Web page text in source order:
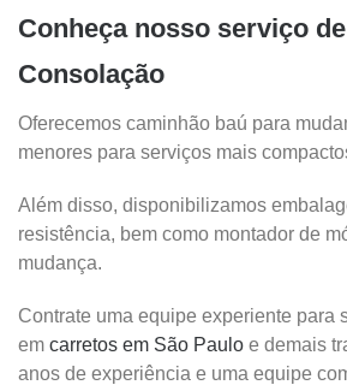
Conheça nosso serviço
Consolação
Oferecemos caminhão baú para
menores para serviços mais
Além disso, disponibilizamos
resistência, bem como montador de
mudança.
Contrate uma equipe experiente para
em carretos em São Paulo e demais
anos de experiência e uma equipe